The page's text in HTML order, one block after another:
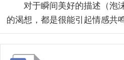
对于瞬间美好的描述（泡
的渴想，都是很能引起情感共